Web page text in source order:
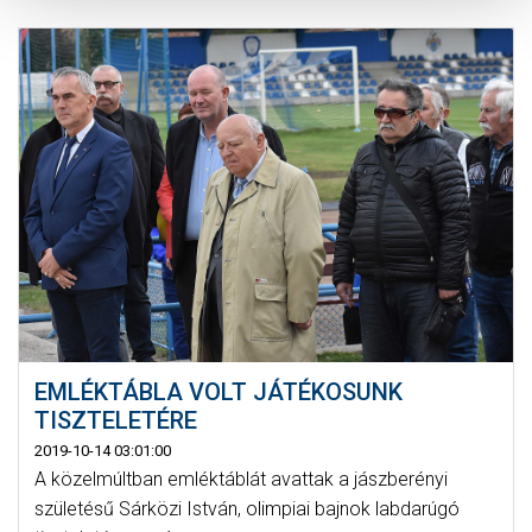
EMLÉKTÁBLA VOLT JÁTÉKOSUNK
TISZTELETÉRE
2019-10-14 03:01:00
A közelmúltban emléktáblát avattak a jászberényi
születésű Sárközi István, olimpiai bajnok labdarúgó